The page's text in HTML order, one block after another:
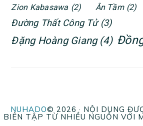
Zion Kabasawa (2) Ân Tầm (2)
Đường Thất Công Tử (3)
Đặng Hoàng Giang (4)
NUHADO© 2026 · NỘI DUNG
BIÊN TẬP TỪ NHIỀU NGUỒN VỚI